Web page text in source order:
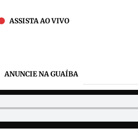
ASSISTA AO VIVO
ANUNCIE NA GUAÍBA